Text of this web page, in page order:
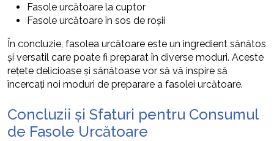
Fasole urcătoare la cuptor
Fasole urcătoare în sos de roșii
În concluzie, fasolea urcătoare este un ingredient sănătos
și versatil care poate fi preparat în diverse moduri. Aceste
rețete delicioase și sănătoase vor să vă inspire să
încercați noi moduri de preparare a fasolei urcătoare.
Concluzii și Sfaturi pentru Consumul
de Fasole Urcătoare